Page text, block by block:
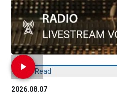
Most Read
2026.08.07